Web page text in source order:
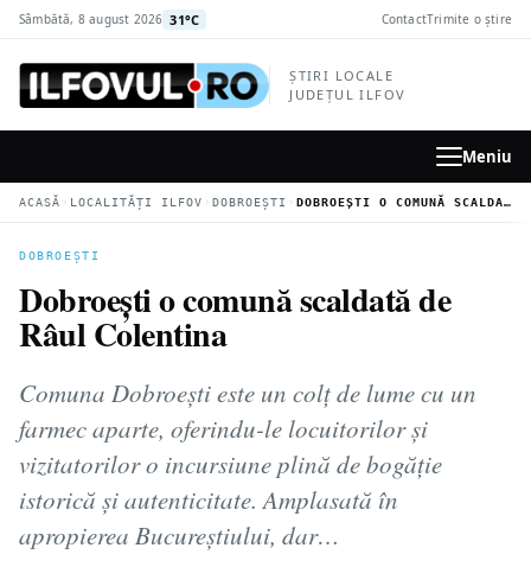
conținutul
Sâmbătă, 8 august 2026 31°C ContactTrimite o știre
ȘTIRI LOCALE
JUDEȚUL ILFOV
Meniu
ACASĂ › LOCALITĂȚI ILFOV › DOBROEȘTI › DOBROEȘTI O COMUNĂ SCALDATĂ DE RÂUL COLENTINA
DOBROEȘTI
Dobroești o comună scaldată de
Râul Colentina
Comuna Dobroești este un colț de lume cu un
farmec aparte, oferindu-le locuitorilor și
vizitatorilor o incursiune plină de bogăție
istorică și autenticitate. Amplasată în
apropierea Bucureștiului, dar…